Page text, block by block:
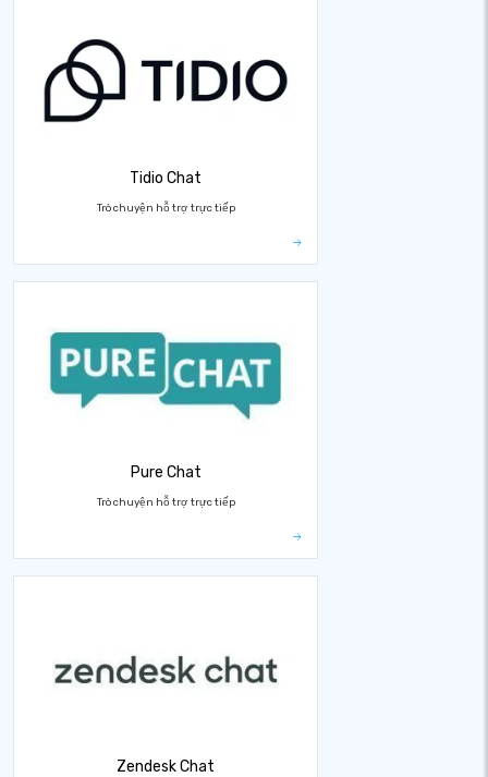
Tidio Chat
Trò chuyện hỗ trợ trực tiếp
Pure Chat
Trò chuyện hỗ trợ trực tiếp
Zendesk Chat